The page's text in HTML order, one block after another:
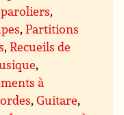
,
,Partitions
,Recueils de
,
à
,Guitare,